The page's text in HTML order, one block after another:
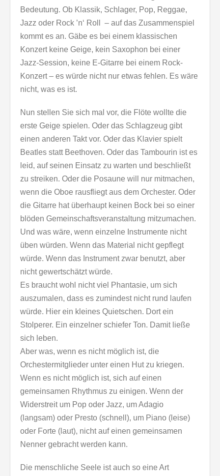
Bedeutung. Ob Klassik, Schlager, Pop, Reggae,
Jazz oder Rock ’n‘ Roll – auf das Zusammenspiel
kommt es an. Gäbe es bei einem klassischen
Konzert keine Geige, kein Saxophon bei einer
Jazz-Session, keine E-Gitarre bei einem Rock-
Konzert – es würde nicht nur etwas fehlen. Es wäre
nicht, was es ist.
Nun stellen Sie sich mal vor, die Flöte wollte die
erste Geige spielen. Oder das Schlagzeug gibt
einen anderen Takt vor. Oder das Klavier spielt
Beatles statt Beethoven. Oder das Tambourin ist es
leid, auf seinen Einsatz zu warten und beschließt
zu streiken. Oder die Posaune will nur mitmachen,
wenn die Oboe rausfliegt aus dem Orchester. Oder
die Gitarre hat überhaupt keinen Bock bei so einer
blöden Gemeinschaftsveranstaltung mitzumachen.
Und was wäre, wenn einzelne Instrumente nicht
üben würden. Wenn das Material nicht gepflegt
würde. Wenn das Instrument zwar benutzt, aber
nicht gewertschätzt würde.
Es braucht wohl nicht viel Phantasie, um sich
auszumalen, dass es zumindest nicht rund laufen
würde. Hier ein kleines Quietschen. Dort ein
Stolperer. Ein einzelner schiefer Ton. Damit ließe
sich leben.
Aber was, wenn es nicht möglich ist, die
Orchestermitglieder unter einen Hut zu kriegen.
Wenn es nicht möglich ist, sich auf einen
gemeinsamen Rhythmus zu einigen. Wenn der
Widerstreit um Pop oder Jazz, um Adagio
(langsam) oder Presto (schnell), um Piano (leise)
oder Forte (laut), nicht auf einen gemeinsamen
Nenner gebracht werden kann.
Die menschliche Seele ist auch so eine Art